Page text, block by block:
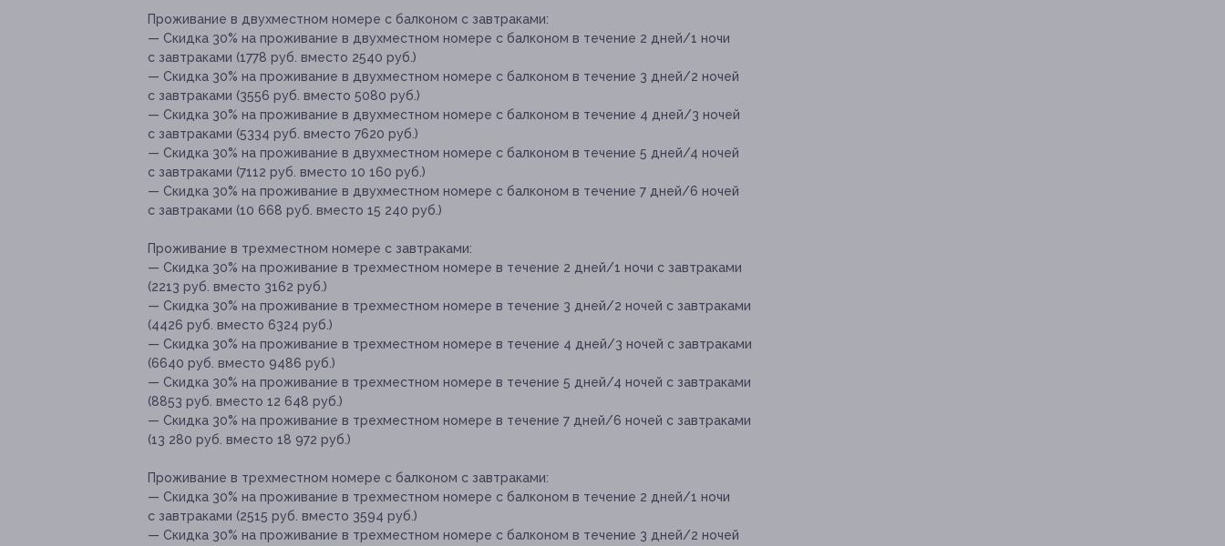
Проживание в двухместном номере с балконом с завтраками:
— Скидка 30% на проживание в двухместном номере с балконом в течение 2 дней/1 ночи
с завтраками (1778 руб. вместо 2540 руб.)
— Скидка 30% на проживание в двухместном номере с балконом в течение 3 дней/2 ночей
с завтраками (3556 руб. вместо 5080 руб.)
— Скидка 30% на проживание в двухместном номере с балконом в течение 4 дней/3 ночей
с завтраками (5334 руб. вместо 7620 руб.)
— Скидка 30% на проживание в двухместном номере с балконом в течение 5 дней/4 ночей
с завтраками (7112 руб. вместо 10 160 руб.)
— Скидка 30% на проживание в двухместном номере с балконом в течение 7 дней/6 ночей
с завтраками (10 668 руб. вместо 15 240 руб.)
Проживание в трехместном номере с завтраками:
— Скидка 30% на проживание в трехместном номере в течение 2 дней/1 ночи с завтраками
(2213 руб. вместо 3162 руб.)
— Скидка 30% на проживание в трехместном номере в течение 3 дней/2 ночей с завтраками
(4426 руб. вместо 6324 руб.)
— Скидка 30% на проживание в трехместном номере в течение 4 дней/3 ночей с завтраками
(6640 руб. вместо 9486 руб.)
— Скидка 30% на проживание в трехместном номере в течение 5 дней/4 ночей с завтраками
(8853 руб. вместо 12 648 руб.)
— Скидка 30% на проживание в трехместном номере в течение 7 дней/6 ночей с завтраками
(13 280 руб. вместо 18 972 руб.)
Проживание в трехместном номере с балконом с завтраками:
— Скидка 30% на проживание в трехместном номере с балконом в течение 2 дней/1 ночи
с завтраками (2515 руб. вместо 3594 руб.)
— Скидка 30% на проживание в трехместном номере с балконом в течение 3 дней/2 ночей